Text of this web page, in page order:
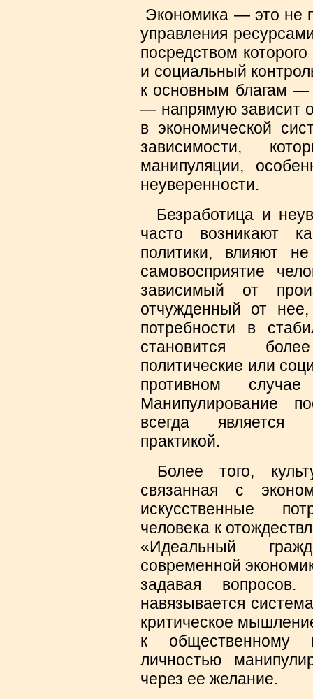
Экономика — это не
управления
посредством
и социальный
к основным благам —
— напрямую зависит
в экономической
зависимости,
манипуляции,
неуверенности.
Безработица и
часто возникают
политики, влияют
самовосприятие
зависимый от
отчужденный от
потребности в
становится
политические или
противном
Манипулирование
всегда является
практикой.
Более того,
связанная с
искусственные
человека к
«Идеальный
современной
задавая
навязывается
критическое
к общественному
личностью
через ее желание.